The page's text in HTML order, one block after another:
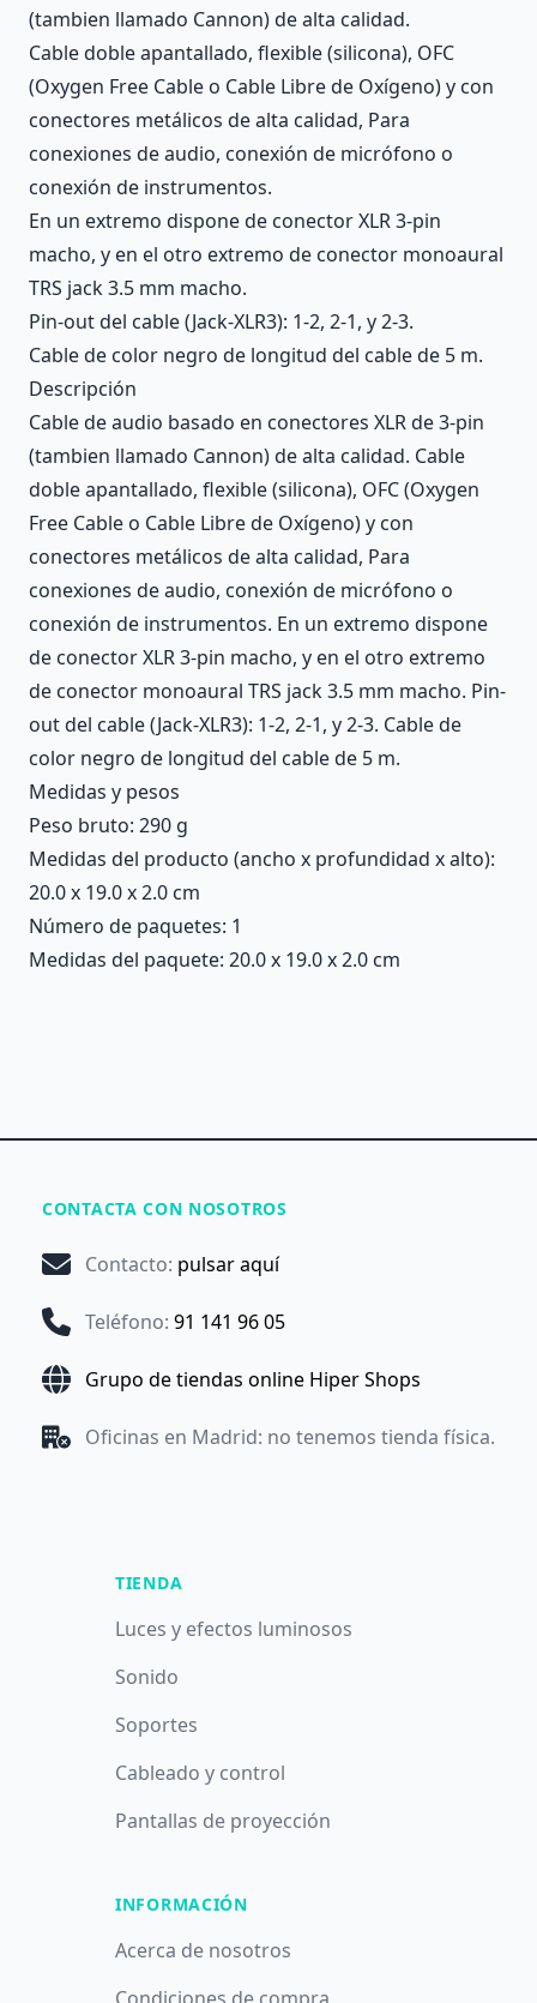
(tambien llamado Cannon) de alta calidad.
Cable doble apantallado, flexible (silicona), OFC
(Oxygen Free Cable o Cable Libre de Oxígeno) y con
conectores metálicos de alta calidad, Para
conexiones de audio, conexión de micrófono o
conexión de instrumentos.
En un extremo dispone de conector XLR 3-pin
macho, y en el otro extremo de conector monoaural
TRS jack 3.5 mm macho.
Pin-out del cable (Jack-XLR3): 1-2, 2-1, y 2-3.
Cable de color negro de longitud del cable de 5 m.
Descripción
Cable de audio basado en conectores XLR de 3-pin
(tambien llamado Cannon) de alta calidad. Cable
doble apantallado, flexible (silicona), OFC (Oxygen
Free Cable o Cable Libre de Oxígeno) y con
conectores metálicos de alta calidad, Para
conexiones de audio, conexión de micrófono o
conexión de instrumentos. En un extremo dispone
de conector XLR 3-pin macho, y en el otro extremo
de conector monoaural TRS jack 3.5 mm macho. Pin-
out del cable (Jack-XLR3): 1-2, 2-1, y 2-3. Cable de
color negro de longitud del cable de 5 m.
Medidas y pesos
Peso bruto: 290 g
Medidas del producto (ancho x profundidad x alto):
20.0 x 19.0 x 2.0 cm
Número de paquetes: 1
Medidas del paquete: 20.0 x 19.0 x 2.0 cm
CONTACTA CON NOSOTROS
Contacto: pulsar aquí
Teléfono: 91 141 96 05
Grupo de tiendas online Hiper Shops
Oficinas en Madrid: no tenemos tienda física.
TIENDA
Luces y efectos luminosos
Sonido
Soportes
Cableado y control
Pantallas de proyección
INFORMACIÓN
Acerca de nosotros